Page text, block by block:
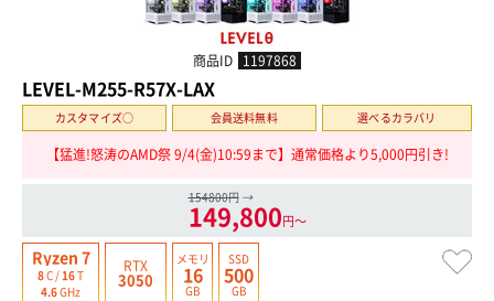
商品ID 1197868
LEVEL-M255-R57X-LAX
カスタマイズ○ 会員送料無料 選べるカラバリ
【猛進!怒涛のAMD祭 9/4(金)10:59まで】通常価格より5,000円引き!
154800円 →
149,800円〜
Ryzen 7
8C /16T
4.6GHz
RTX
3050
メモリ
16
GB
SSD
500
GB